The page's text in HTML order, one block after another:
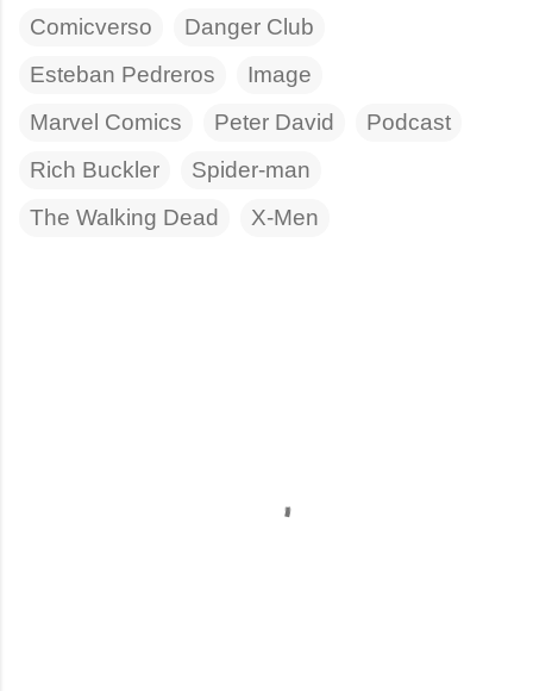
Comicverso
Danger Club
Esteban Pedreros
Image
Marvel Comics
Peter David
Podcast
Rich Buckler
Spider-man
The Walking Dead
X-Men